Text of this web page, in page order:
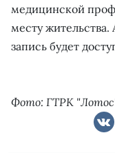
медицинской
месту
запись будет
Фото: ГТРК